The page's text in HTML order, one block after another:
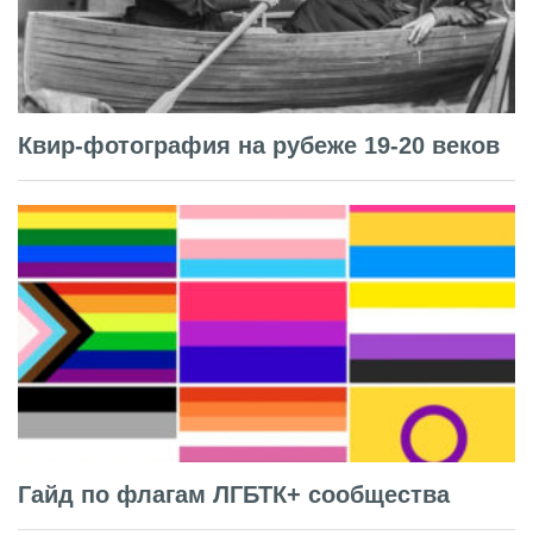
Квир-фотография на рубеже 19-20 веков
Гайд по флагам ЛГБТК+ сообщества